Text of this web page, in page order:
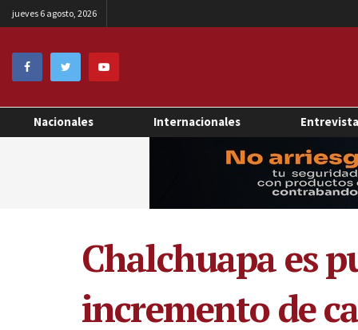
jueves 6 agosto, 2026
Nacionales Internacionales
Chalchuapa es
incremento de